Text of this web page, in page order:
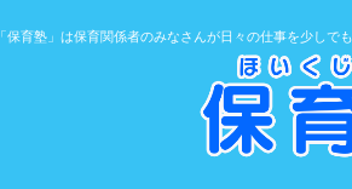
「保育塾」は保育関係者のみなさんが日々の仕事を少し